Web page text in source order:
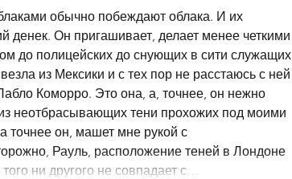
обычно побеждают облака. И их
денек. Он пригашивает, делает менее четкими
до полицейских до снующих в сити служащих
из Мексики и с тех пор не расстаюсь с ней
Коморро. Это она, а, точнее, он нежно
неотбрасывающих тени прохожих под моими
точнее он, машет мне рукой с
Рауль, расположение теней в Лондоне
ни другого не совпадает с…